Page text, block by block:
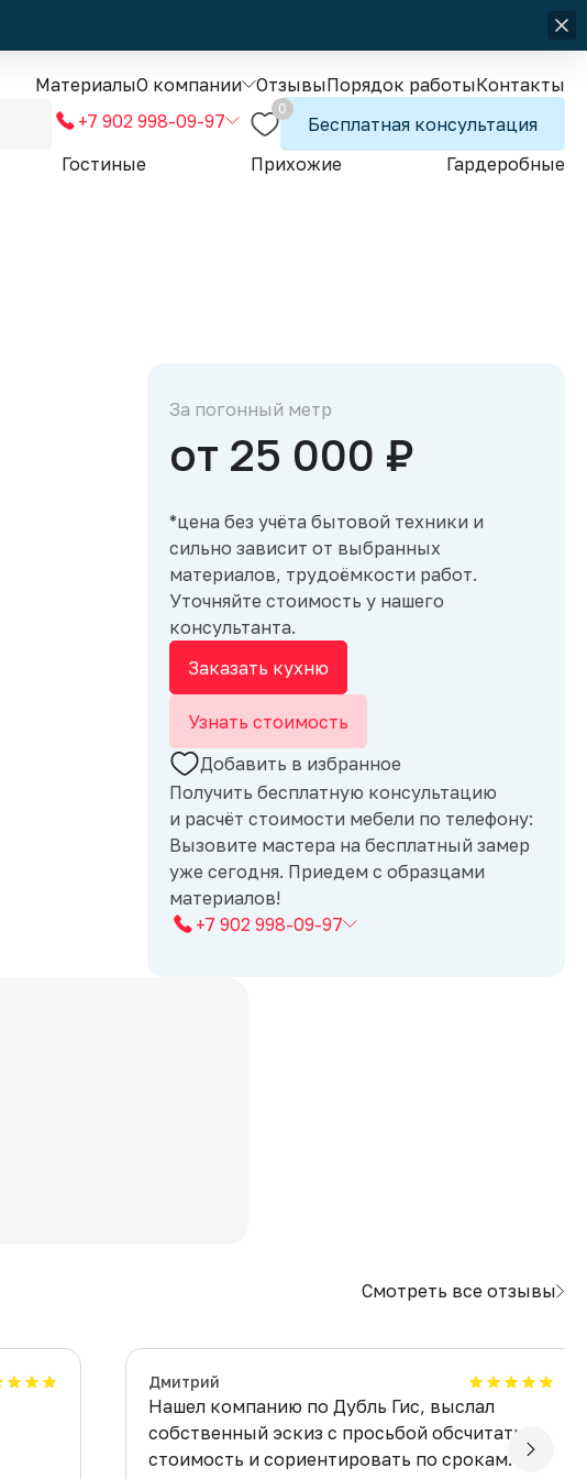
МатериалыО компании ОтзывыПорядок работыКонтакты
+7 902 998-09-97
0
Бесплатная консультация
Гостиные Прихожие Гардеробные
За погонный метр
от 25 000 ₽
*цена без учёта бытовой техники и
сильно зависит от выбранных
материалов, трудоёмкости работ.
Уточняйте стоимость у нашего
консультанта.
Заказать кухню
Узнать стоимость
Добавить в избранное
Получить бесплатную консультацию
и расчёт стоимости мебели по телефону:
Вызовите мастера на бесплатный замер
уже сегодня. Приедем с образцами
материалов!
+7 902 998-09-97
Смотреть все отзывы
Дмитрий
Нашел компанию по Дубль Гис, выслал
собственный эскиз с просьбой обсчитать
стоимость и сориентировать по срокам.